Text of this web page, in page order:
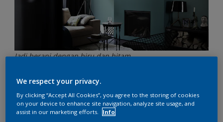
Jadi berani dengan biru dan hitam
Padukan biru dan hitam
di ruang keluarga
We respect your privacy.
By clicking “Accept All Cookies”, you agree to the storing of cookies
on your device to enhance site navigation, analyze site usage, and
assist in our marketing efforts.
Info